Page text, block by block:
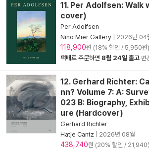
11. Per Adolfsen: Walk
cover)
Per Adolfsen
Nino Mier Gallery
2026년 04
118,900원 (18% 할인 / 5,950원)
택배로 주문하면 8월 24일 출고 변
12. Gerhard Richter:
nn? Volume 7: A:
023 B: Biography,
ure (Hardcover)
Gerhard Richter
Hatje Cantz
2026년 08월
438,740원 (20% 할인 / 21,940